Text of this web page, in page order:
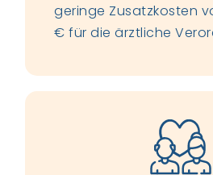
geringe Zusatzkosten
€ für die ärztliche